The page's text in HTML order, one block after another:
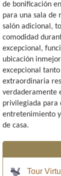
de bonificación
para una sala de
salón adicional,
comodidad
excepcional,
ubicación
excepcional
extraordinaria
verdaderamente
privilegiada para
entretenimiento
de casa.
Tour